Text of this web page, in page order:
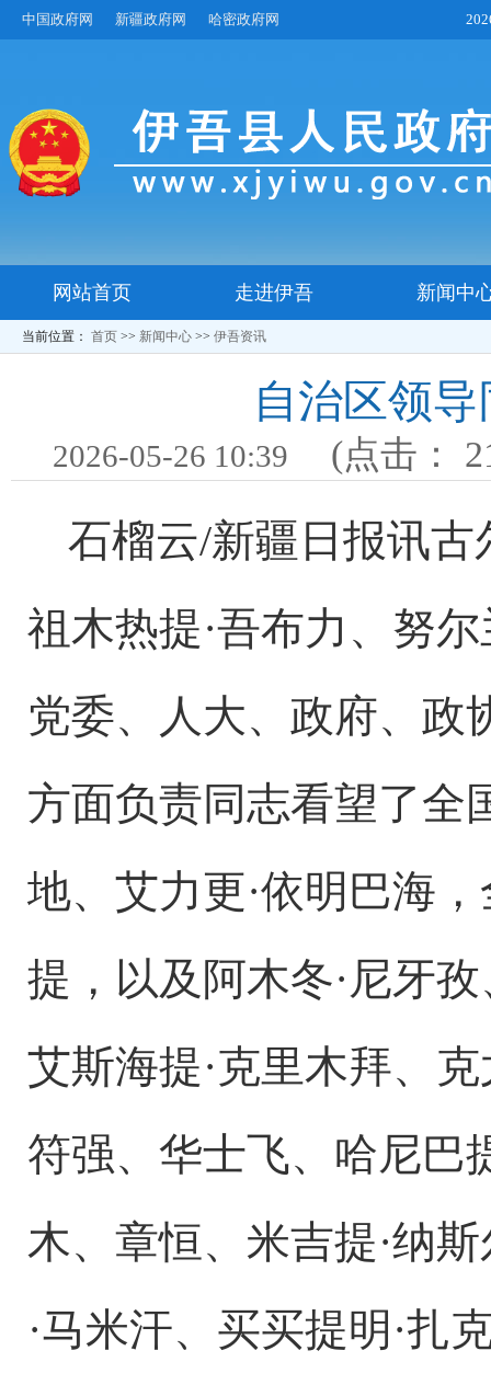
中国政府网 新疆政府网 哈密政府网
网站首页 走进伊吾 新闻中
当前位置： 首页 >> 新闻中心 >> 伊吾资讯
自治区领
2026-05-26 10:39 (点击：
石榴云/新疆日报讯古
祖木热提·吾布力、努
党委、人大、政府、政
方面负责同志看望了全
地、艾力更·依明巴海
提，以及阿木冬·尼牙
艾斯海提·克里木拜、
符强、华士飞、哈尼巴
木、章恒、米吉提·纳
·马米汗、买买提明·扎